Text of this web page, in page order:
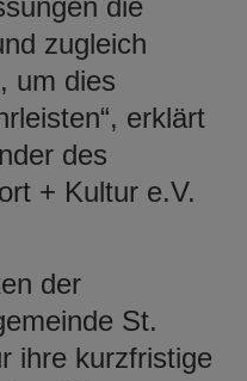
die
zugleich
um dies
erklärt
des
+ Kultur e.V.
der
St.
ihre kurzfristige